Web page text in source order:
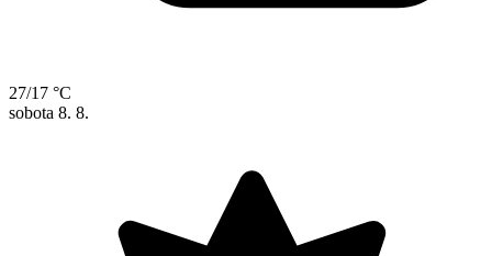
27/17 °C
sobota 8. 8.